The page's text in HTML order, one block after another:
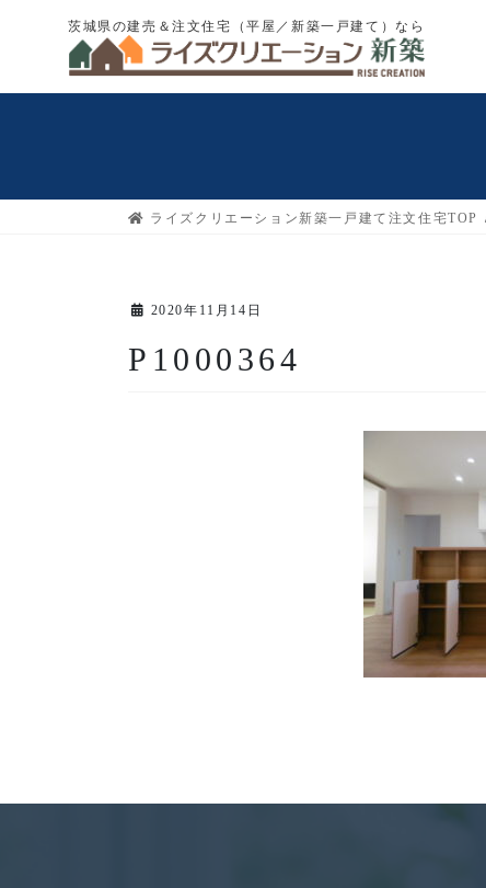
ン
キ
ー
に
茨城県の建売＆注文住宅（平屋／新築一戸建て）なら
ライズクリエーション新築一戸建て注文住宅TOP
2020年11月14日
P1000364